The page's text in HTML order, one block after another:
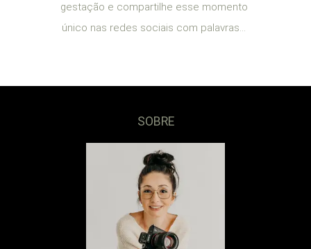
gestação e compartilhe esse momento
único nas redes sociais com palavras...
SOBRE